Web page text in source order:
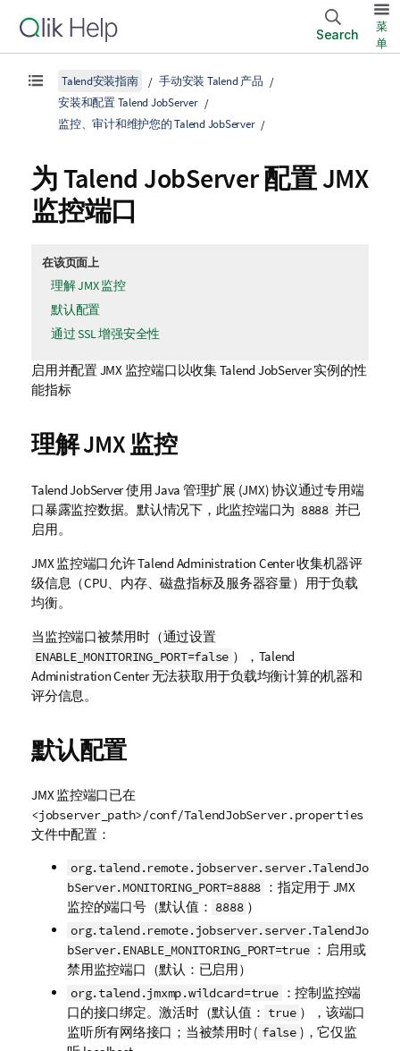
Search
菜
单
Talend安装指南
手动安装 Talend 产品
安装和配置 Talend JobServer
监控、审计和维护您的 Talend JobServer
为Talend JobServer配置 JMX
监控端口
在该页面上
理解 JMX 监控
默认配置
通过 SSL 增强安全性
启用并配置 JMX 监控端口以收集Talend JobServer实例的性
能指标
理解 JMX 监控
Talend JobServer使用 Java 管理扩展 (JMX) 协议通过专用端
口暴露监控数据。默认情况下，此监控端口为 8888 并已
启用。
JMX 监控端口允许Talend Administration Center收集机器评
级信息（CPU、内存、磁盘指标及服务器容量）用于负载
均衡。
当监控端口被禁用时（通过设置
ENABLE_MONITORING_PORT=false ）， Talend
Administration Center无法获取用于负载均衡计算的机器和
评分信息。
默认配置
JMX 监控端口已在
<jobserver_path>/conf/TalendJobServer.properties
文件中配置：
org.talend.remote.jobserver.server.TalendJo
bServer.MONITORING_PORT=8888 ：指定用于 JMX
监控的端口号（默认值： 8888 ）
org.talend.remote.jobserver.server.TalendJo
bServer.ENABLE_MONITORING_PORT=true ：启用或
禁用监控端口（默认：已启用）
org.talend.jmxmp.wildcard=true ：控制监控端
口的接口绑定。激活时（默认值： true ），该端口
监听所有网络接口；当被禁用时 ( false )，它仅监